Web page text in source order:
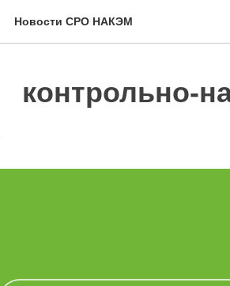
Новости СРО НАКЭМ
контрольно-